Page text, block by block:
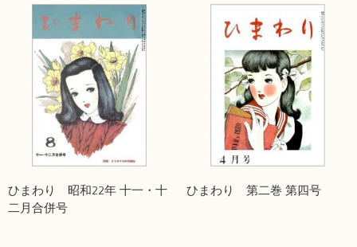
ひまわり 昭和22年 十一・十
二月合併号
ひまわり 第二巻 第四号